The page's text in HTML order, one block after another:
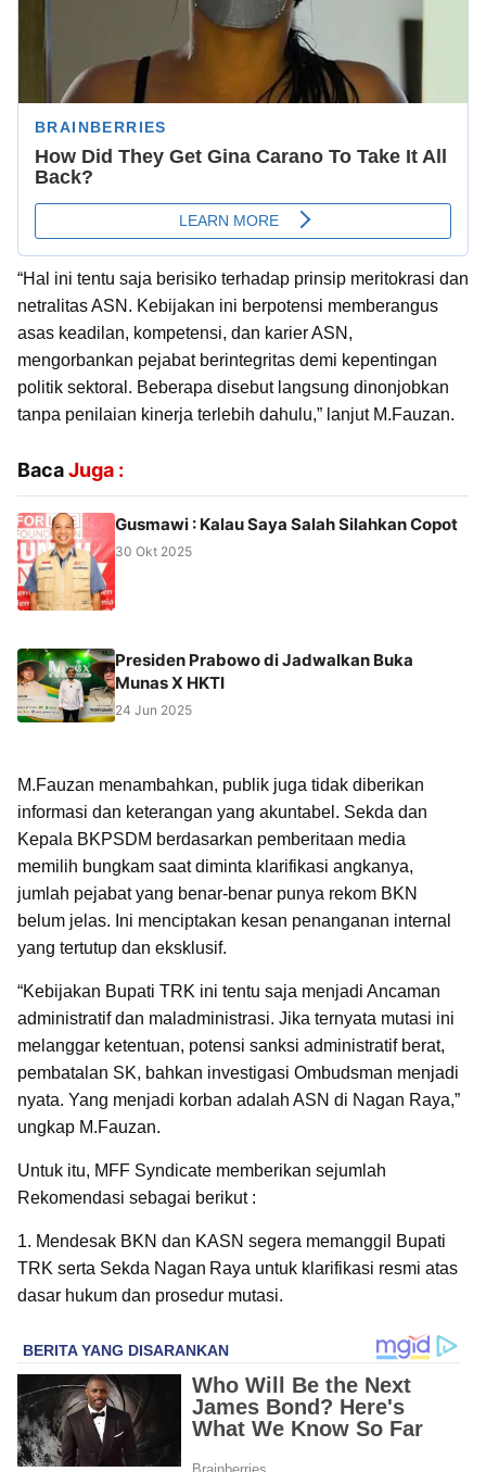
“Hal ini tentu saja berisiko terhadap prinsip meritokrasi dan
netralitas ASN. Kebijakan ini berpotensi memberangus
asas keadilan, kompetensi, dan karier ASN,
mengorbankan pejabat berintegritas demi kepentingan
politik sektoral. Beberapa disebut langsung dinonjobkan
tanpa penilaian kinerja terlebih dahulu,” lanjut M.Fauzan.
BacaJuga :
Gusmawi : Kalau Saya Salah Silahkan Copot
30 Okt 2025
Presiden Prabowo di Jadwalkan Buka
Munas X HKTI
24 Jun 2025
M.Fauzan menambahkan, publik juga tidak diberikan
informasi dan keterangan yang akuntabel. Sekda dan
Kepala BKPSDM berdasarkan pemberitaan media
memilih bungkam saat diminta klarifikasi angkanya,
jumlah pejabat yang benar-benar punya rekom BKN
belum jelas. Ini menciptakan kesan penanganan internal
yang tertutup dan eksklusif.
“Kebijakan Bupati TRK ini tentu saja menjadi Ancaman
administratif dan maladministrasi. Jika ternyata mutasi ini
melanggar ketentuan, potensi sanksi administratif berat,
pembatalan SK, bahkan investigasi Ombudsman menjadi
nyata. Yang menjadi korban adalah ASN di Nagan Raya,”
ungkap M.Fauzan.
Untuk itu, MFF Syndicate memberikan sejumlah
Rekomendasi sebagai berikut :
1. Mendesak BKN dan KASN segera memanggil Bupati
TRK serta Sekda Nagan Raya untuk klarifikasi resmi atas
dasar hukum dan prosedur mutasi.